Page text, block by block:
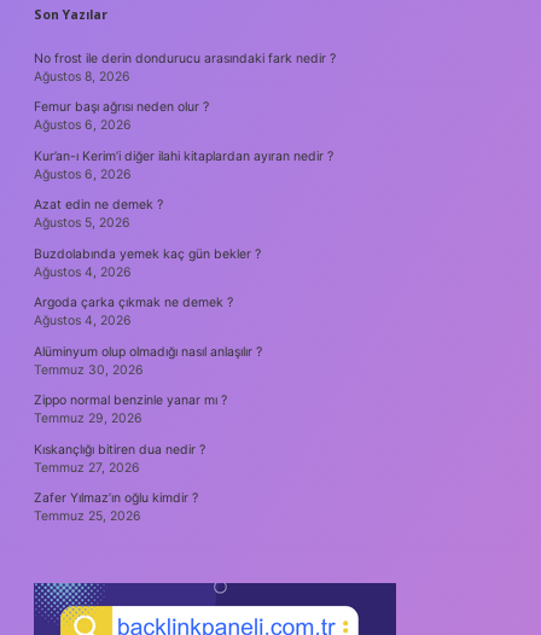
SIDEBAR
Son Yazılar
No frost ile derin dondurucu arasındaki fark nedir ?
Ağustos 8, 2026
Femur başı ağrısı neden olur ?
Ağustos 6, 2026
Kur’an-ı Kerim’i diğer ilahi kitaplardan ayıran nedir ?
Ağustos 6, 2026
Azat edin ne demek ?
Ağustos 5, 2026
Buzdolabında yemek kaç gün bekler ?
Ağustos 4, 2026
Argoda çarka çıkmak ne demek ?
Ağustos 4, 2026
Alüminyum olup olmadığı nasıl anlaşılır ?
Temmuz 30, 2026
Zippo normal benzinle yanar mı ?
Temmuz 29, 2026
Kıskançlığı bitiren dua nedir ?
Temmuz 27, 2026
Zafer Yılmaz’ın oğlu kimdir ?
Temmuz 25, 2026